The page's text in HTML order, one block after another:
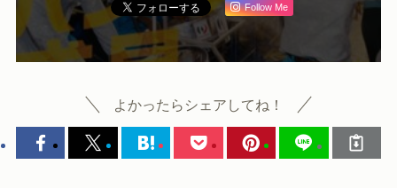
Follow Me
よかったらシェアしてね！